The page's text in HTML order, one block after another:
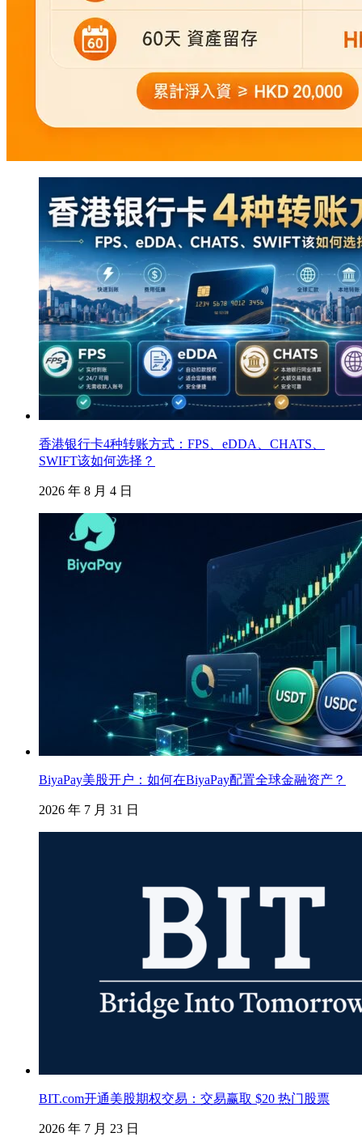
香港银行卡4种转账方式：FPS、eDDA、CHATS、
SWIFT该如何选择？
2026 年 8 月 4 日
BiyaPay美股开户：如何在BiyaPay配置全球金融资产？
2026 年 7 月 31 日
BIT.com开通美股期权交易：交易赢取 $20 热门股票
2026 年 7 月 23 日